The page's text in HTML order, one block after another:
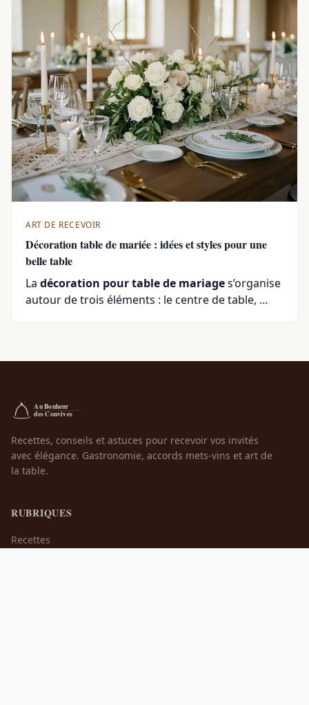
ART DE RECEVOIR
Décoration table de mariée : idées et styles pour une
belle table
La décoration pour table de mariages’organise
autour de trois éléments : le centre de table, …
Recettes, conseils et astuces pour recevoir vos invités
avec élégance. Gastronomie, accords mets-vins et art de
la table.
RUBRIQUES
Recettes